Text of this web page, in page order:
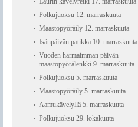
Polkujuoksu 12. marraskuuta
Maastopyöräily 12. marraskuuta
Isänpäivän patikka 10. marraskuuta
Vuoden harmaimman päivän
maastopyörälenkki 9. marraskuuta
Polkujuoksu 5. marraskuuta
Maastopyöräily 5. marraskuuta
Aamukävelyllä 5. marraskuuta
Polkujuoksu 29. lokakuuta